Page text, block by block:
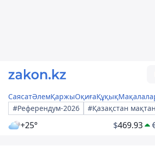
СаясатӘлемҚаржыОқиғаҚұқық
#Референдум-2026
#Қазақстан
+25° $469.93